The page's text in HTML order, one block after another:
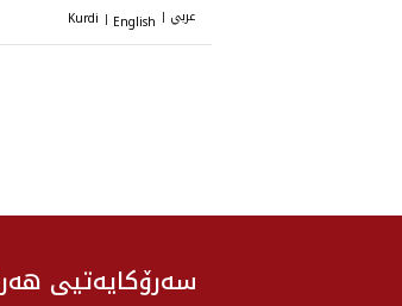
عربي |
English
|
Kurdi
سەرۆکایەتیی